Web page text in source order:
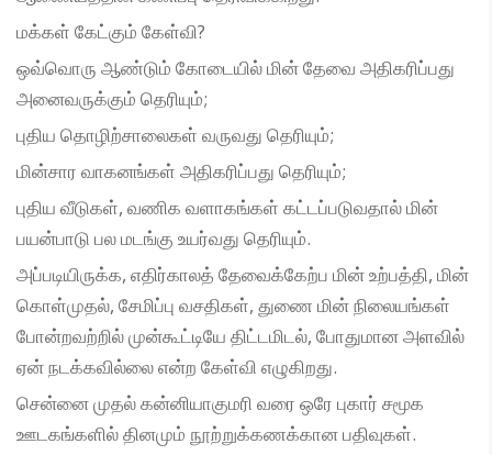
மக்கள் கேட்கும் கேள்வி?
ஒவ்வொரு ஆண்டும் கோடையில் மின் தேவை அதிகரிப்பது
அனைவருக்கும் தெரியும்;
புதிய தொழிற்சாலைகள் வருவது தெரியும்;
மின்சார வாகனங்கள் அதிகரிப்பது தெரியும்;
புதிய வீடுகள், வணிக வளாகங்கள் கட்டப்படுவதால் மின்
பயன்பாடு பல மடங்கு உயர்வது தெரியும்.
அப்படியிருக்க, எதிர்காலத் தேவைக்கேற்ப மின் உற்பத்தி, மின்
கொள்முதல், சேமிப்பு வசதிகள், துணை மின் நிலையங்கள்
போன்றவற்றில் முன்கூட்டியே திட்டமிடல், போதுமான அளவில்
ஏன் நடக்கவில்லை என்ற கேள்வி எழுகிறது.
சென்னை முதல் கன்னியாகுமரி வரை ஒரே புகார் சமூக
ஊடகங்களில் தினமும் நூற்றுக்கணக்கான பதிவுகள்.